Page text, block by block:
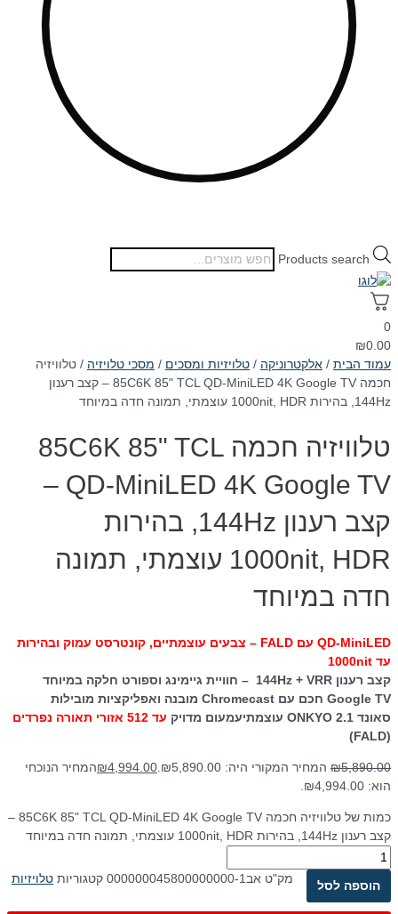
Products search
0
₪0.00
עמוד הבית / אלקטרוניקה / טלויזיות ומסכים / מסכי טלויזיה / טלוויזיה
חכמה 85C6K 85" TCL QD-MiniLED 4K Google TV – קצב רענון
144Hz, בהירות 1000nit, HDR עוצמתי, תמונה חדה במיוחד
טלוויזיה חכמה 85C6K 85" TCL
QD-MiniLED 4K Google TV –
קצב רענון 144Hz, בהירות
1000nit, HDR עוצמתי, תמונה
חדה במיוחד
QD-MiniLED עם FALD – צבעים עוצמתיים, קונטרסט עמוק ובהירות
עד 1000nit
קצב רענון 144Hz + VRR – חוויית גיימינג וספורט חלקה במיוחד
Google TV חכם עם Chromecast מובנה ואפליקציות מובילות
סאונד ONKYO 2.1 עוצמתי
עמעום מדויק עד 512 אזורי תאורה נפרדים
(FALD)
₪5,890.00 המחיר המקורי היה: ₪5,890.00. ₪4,994.00
המחיר הנוכחי
הוא: ₪4,994.00.
כמות של טלוויזיה חכמה 85C6K 85" TCL QD-MiniLED 4K Google TV –
קצב רענון 144Hz, בהירות 1000nit, HDR עוצמתי, תמונה חדה במיוחד
הוספה לסל
מק"ט אב000000045800000000-1 קטגוריות טלויזיות